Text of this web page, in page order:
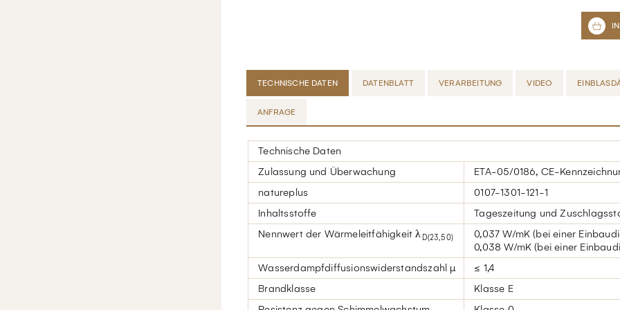
TECHNISCHE DATEN DATENBLATT VERARBEITUNG VIDEO
ANFRAGE
Technische Daten
Zulassung und Überwachung
ETA-05/0186, CE-
natureplus
0107-1301-121-1
Inhaltsstoffe
Tageszeitung und
Nennwert der Wärmeleitfähigkeit λ D(23,50)
0,037 W/mK (bei einer
0,038 W/mK (bei einer
Wasserdampfdiffusionswiderstandszahl µ
≤ 1,4
Brandklasse
Klasse E